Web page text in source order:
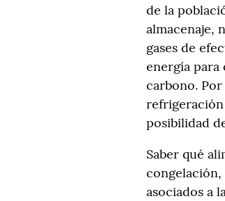
de la
almacenaje,
gases de
energía para
carbono.
posibilidad
Saber qué
asociados a